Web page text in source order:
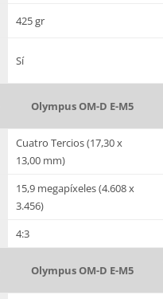
425 gr
Sí
Olympus OM-D E-M5
Cuatro Tercios (17,30 x
13,00 mm)
15,9 megapíxeles (4.608 x
3.456)
4:3
Olympus OM-D E-M5